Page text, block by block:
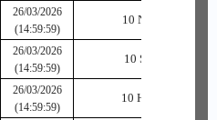
26/03/2026
(14:59:59)
10 Ngự Ngọc B
26/03/2026
(14:59:59)
10 Sức Ngọc B
26/03/2026
(14:59:59)
10 Hộ Linh Phù